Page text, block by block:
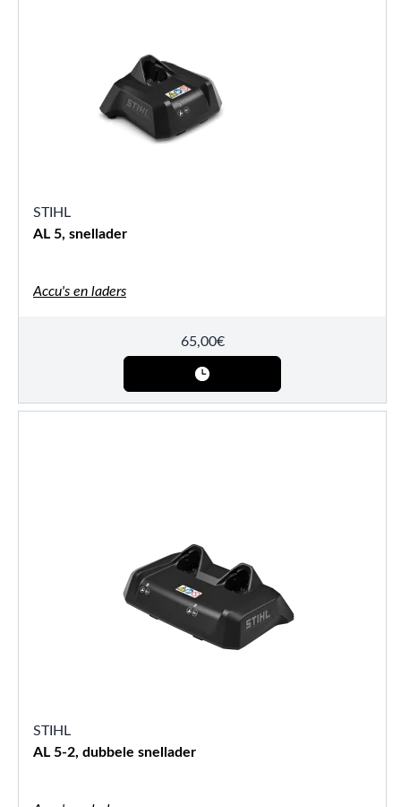
STIHL
AL 5, snellader
Accu's en laders
65,00€
STIHL
AL 5-2, dubbele snellader